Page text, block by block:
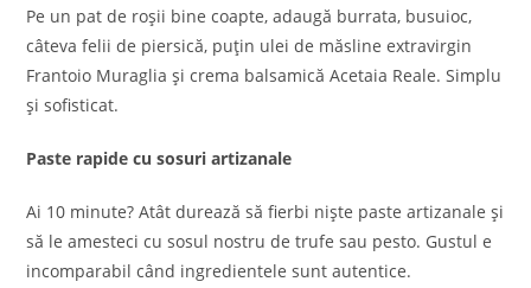
Pe un pat de roșii bine coapte, adaugă burrata, busuioc,
câteva felii de piersică, puțin ulei de măsline extravirgin
Frantoio Muraglia și crema balsamică Acetaia Reale. Simplu
și sofisticat.
Paste rapide cu sosuri artizanale
Ai 10 minute? Atât durează să fierbi niște paste artizanale și
să le amesteci cu sosul nostru de trufe sau pesto. Gustul e
incomparabil când ingredientele sunt autentice.